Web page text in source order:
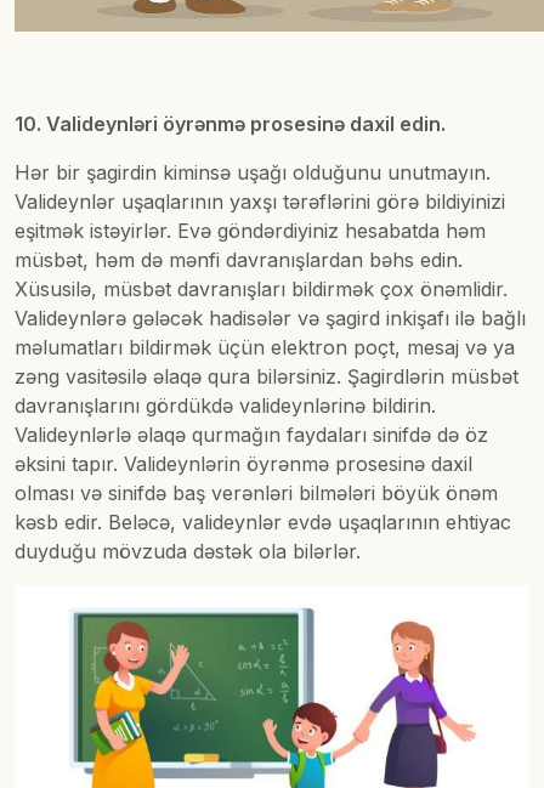
10. Valideynləri öyrənmə prosesinə daxil edin.
Hər bir şagirdin kiminsə uşağı olduğunu unutmayın.
Valideynlər uşaqlarının yaxşı tərəflərini görə bildiyinizi
eşitmək istəyirlər. Evə göndərdiyiniz hesabatda həm
müsbət, həm də mənfi davranışlardan bəhs edin.
Xüsusilə, müsbət davranışları bildirmək çox önəmlidir.
Valideynlərə gələcək hadisələr və şagird inkişafı ilə bağlı
məlumatları bildirmək üçün elektron poçt, mesaj və ya
zəng vasitəsilə əlaqə qura bilərsiniz. Şagirdlərin müsbət
davranışlarını gördükdə valideynlərinə bildirin.
Valideynlərlə əlaqə qurmağın faydaları sinifdə də öz
əksini tapır. Valideynlərin öyrənmə prosesinə daxil
olması və sinifdə baş verənləri bilmələri böyük önəm
kəsb edir. Beləcə, valideynlər evdə uşaqlarının ehtiyac
duyduğu mövzuda dəstək ola bilərlər.